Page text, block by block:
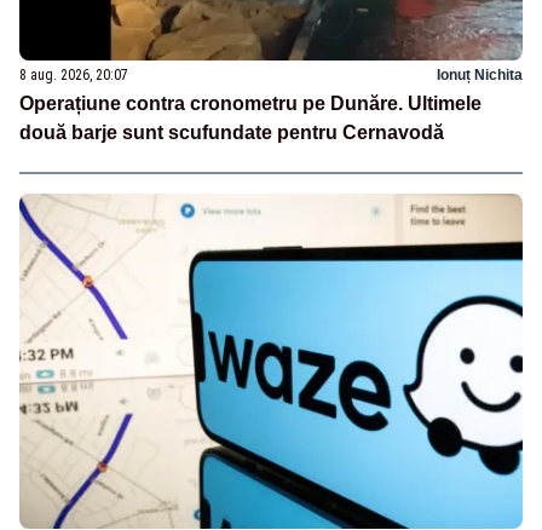
8 aug. 2026, 20:07 Ionuț Nichita
Operațiune contra cronometru pe Dunăre. Ultimele
două barje sunt scufundate pentru Cernavodă